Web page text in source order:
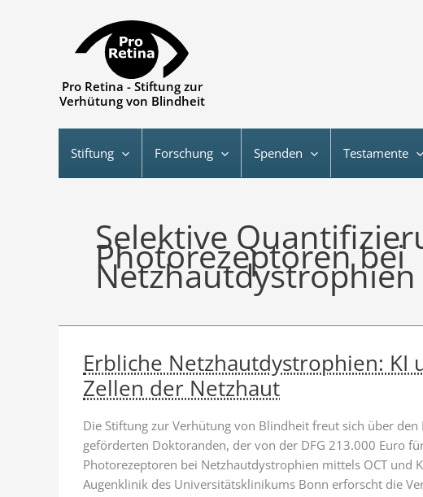
Pro Retina - Stiftung zur
Verhütung von Blindheit
Stiftung Forschung Spenden Testamente
Selektive
Photorezeptoren bei
Erbliche Netzhautdystrophien:
Zellen der Netzhaut
Die Stiftung zur Verhütung von Blindheit freut sich über
geförderten Doktoranden, der von der DFG 213.000 Euro
Photorezeptoren bei Netzhautdystrophien mittels OCT und
Augenklinik des Universitätsklinikums Bonn erforscht die